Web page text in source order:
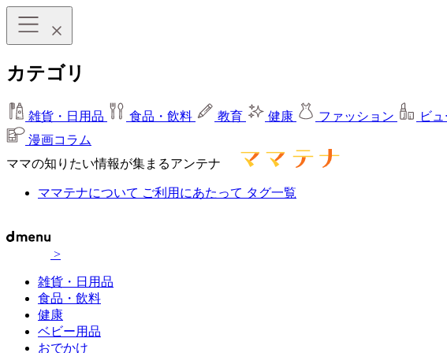
カテゴリ
雑貨・日用品 食品・飲料 教育 健康 ファッション ビ
漫画コラム
ママの知りたい情報が集まるアンテナ
ママテナについて ご利用にあたって タグ一覧
>
雑貨・日用品
食品・飲料
健康
ベビー用品
おでかけ